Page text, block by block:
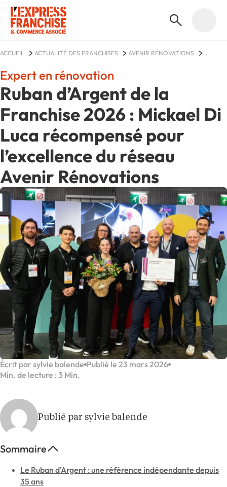
ACCUEIL ACTUALITÉ DES FRANCHISES
AVENIR RÉNOVATIONS
Ruban d’Argent de la
Franchise 2026 : Mickael Di
Luca récompensé pour
l’excellence du réseau
Avenir Rénovations
Expert en rénovation
Écrit par sylvie balende Publié le 23 mars 2026
Min. de lecture : 3 Min.
Publié par sylvie balende
Sommaire
Le Ruban d’Argent : une référence indépendante depuis
35 ans